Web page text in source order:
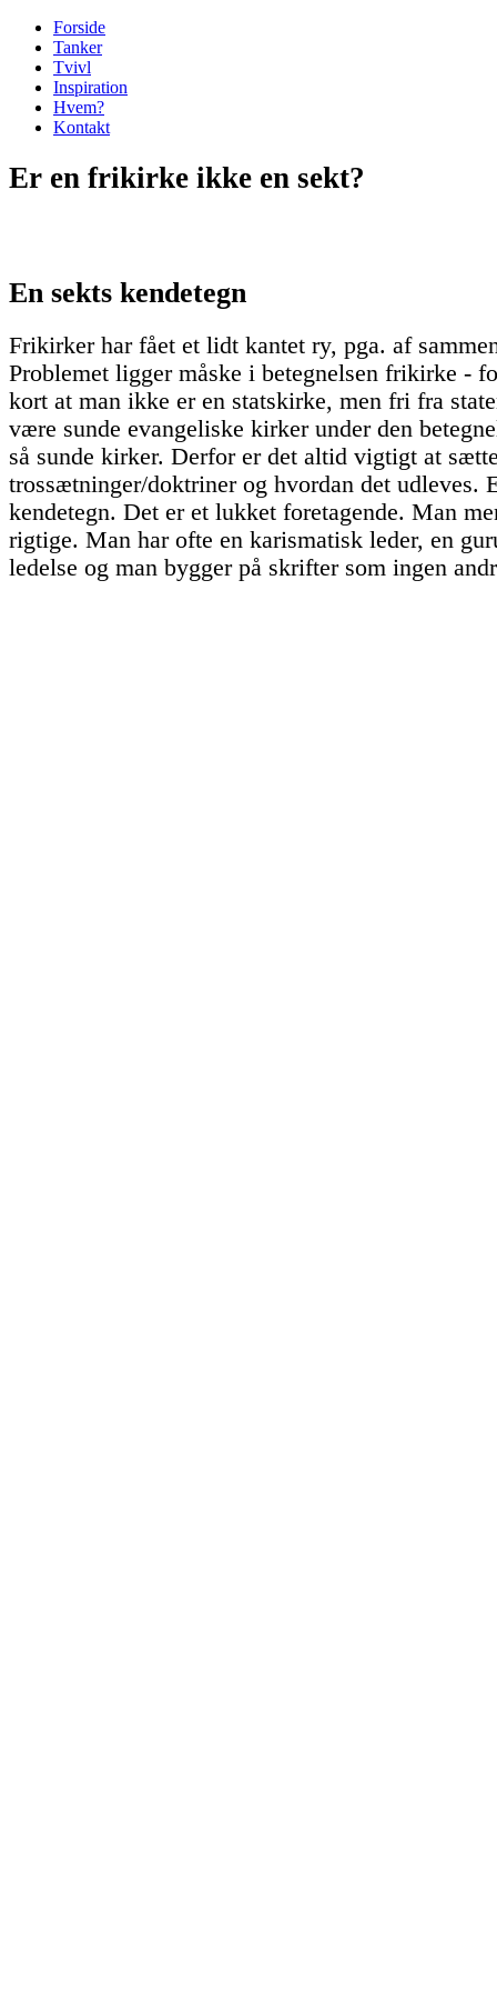
Forside
Tanker
Tvivl
Inspiration
Hvem?
Kontakt
Er en frikirke ikke en sekt?
En sekts kendetegn
Frikirker har fået et lidt kantet ry, pga. af
Problemet ligger måske i betegnelsen frikirke -
kort at man ikke er en statskirke, men fri fra
være sunde evangeliske kirker under den
så sunde kirker. Derfor er det altid vigtigt at
trossætninger/doktriner og hvordan det udleves.
kendetegn. Det er et lukket foretagende. Man
rigtige. Man har ofte en karismatisk leder, en
ledelse og man bygger på skrifter som ingen